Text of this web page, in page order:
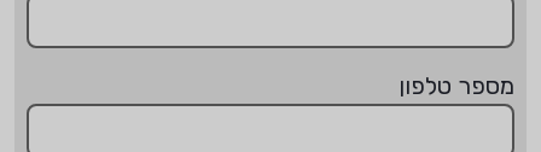
מספר טלפון